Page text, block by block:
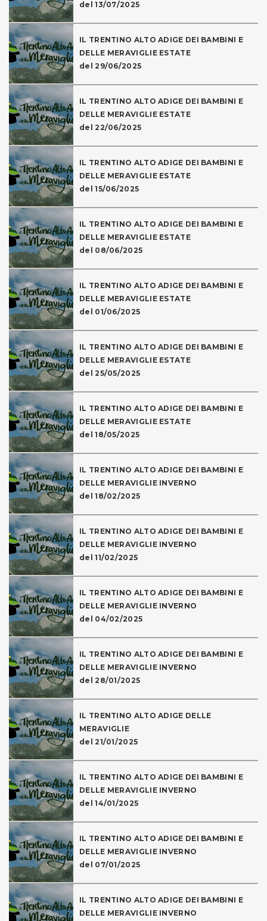
del 13/07/2025
IL TRENTINO ALTO ADIGE DEI BAMBINI E
DELLE MERAVIGLIE ESTATE
del 29/06/2025
IL TRENTINO ALTO ADIGE DEI BAMBINI E
DELLE MERAVIGLIE ESTATE
del 22/06/2025
IL TRENTINO ALTO ADIGE DEI BAMBINI E
DELLE MERAVIGLIE ESTATE
del 15/06/2025
IL TRENTINO ALTO ADIGE DEI BAMBINI E
DELLE MERAVIGLIE ESTATE
del 08/06/2025
IL TRENTINO ALTO ADIGE DEI BAMBINI E
DELLE MERAVIGLIE ESTATE
del 01/06/2025
IL TRENTINO ALTO ADIGE DEI BAMBINI E
DELLE MERAVIGLIE ESTATE
del 25/05/2025
IL TRENTINO ALTO ADIGE DEI BAMBINI E
DELLE MERAVIGLIE ESTATE
del 18/05/2025
IL TRENTINO ALTO ADIGE DEI BAMBINI E
DELLE MERAVIGLIE INVERNO
del 18/02/2025
IL TRENTINO ALTO ADIGE DEI BAMBINI E
DELLE MERAVIGLIE INVERNO
del 11/02/2025
IL TRENTINO ALTO ADIGE DEI BAMBINI E
DELLE MERAVIGLIE INVERNO
del 04/02/2025
IL TRENTINO ALTO ADIGE DEI BAMBINI E
DELLE MERAVIGLIE INVERNO
del 28/01/2025
IL TRENTINO ALTO ADIGE DELLE
MERAVIGLIE
del 21/01/2025
IL TRENTINO ALTO ADIGE DEI BAMBINI E
DELLE MERAVIGLIE INVERNO
del 14/01/2025
IL TRENTINO ALTO ADIGE DEI BAMBINI E
DELLE MERAVIGLIE INVERNO
del 07/01/2025
IL TRENTINO ALTO ADIGE DEI BAMBINI E
DELLE MERAVIGLIE INVERNO